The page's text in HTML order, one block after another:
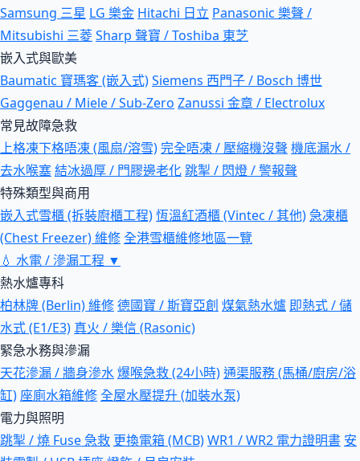
Samsung 三星 LG 樂金 Hitachi 日立 Panasonic 樂聲 /
Mitsubishi 三菱Sharp 聲寶 / Toshiba 東芝
嵌入式與歐美
Baumatic 寶瑪客 (嵌入式)Siemens 西門子 / Bosch 博世
Gaggenau / Miele / Sub-Zero Zanussi 金章 / Electrolux
常見故障急救
上格凍下格唔凍 (風扇/溶雪)完全唔凍 / 壓縮機沒聲 機底漏水 /
去水喉塞結冰過厚 / 門膠邊老化跳掣 / 閃燈 / 警報聲
特殊類型與商用
嵌入式雪櫃 (拆裝廚櫃工程)恆溫紅酒櫃 (Vintec / 其他)急凍櫃
(Chest Freezer) 維修全港雪櫃維修地區一覽
💧 水電 / 滲漏工程 ▼
熱水爐專科
柏林牌 (Berlin) 維修德國寶 / 斯寶亞創 煤氣熱水爐 即熱式 / 儲
水式 (E1/E3) 真火 / 樂信 (Rasonic)
緊急水務與滲漏
天花滲漏 / 牆身滲水爆喉急救 (24小時)通渠服務 (馬桶/廚房/浴
缸) 座廁水箱維修全屋水壓提升 (加裝水泵)
電力與照明
跳掣 / 燒 Fuse 急救 更換電箱 (MCB)WR1 / WR2 電力證明書 安